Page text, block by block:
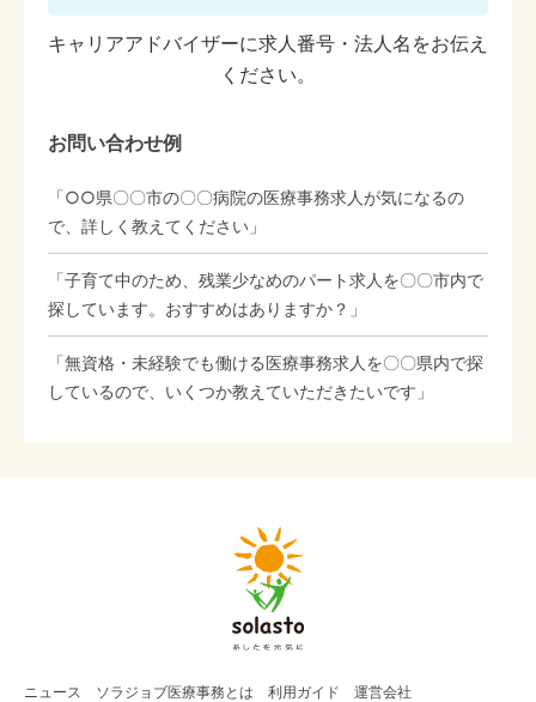
キャリアアドバイザーに求人番号・法人名をお伝え
ください。
お問い合わせ例
「○○県〇〇市の〇〇病院の医療事務求人が気になるの
で、詳しく教えてください」
「子育て中のため、残業少なめのパート求人を〇〇市内で
探しています。おすすめはありますか？」
「無資格・未経験でも働ける医療事務求人を〇〇県内で探
しているので、いくつか教えていただきたいです」
ニュース ソラジョブ医療事務 とは 利用ガイド 運営会社